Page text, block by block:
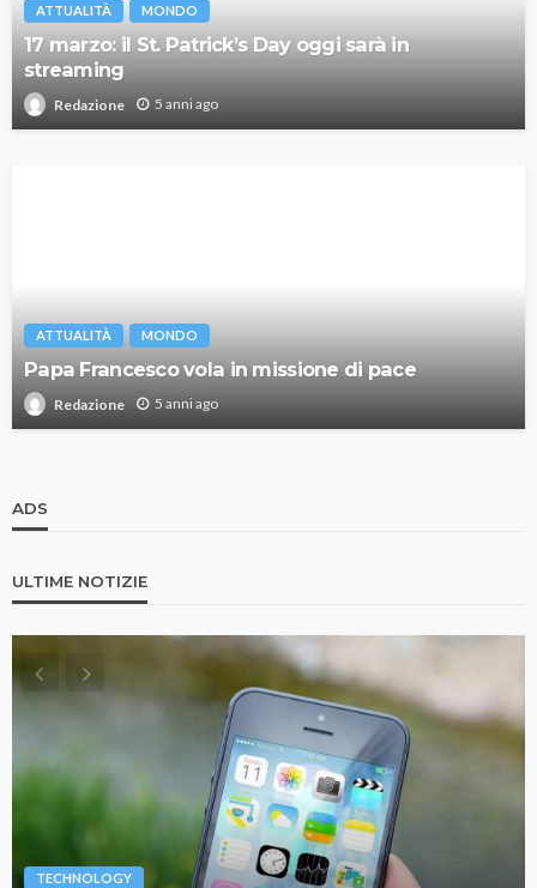
ATTUALITÀ MONDO
17 marzo: il St. Patrick’s Day oggi sarà in
streaming
Redazione 5 anni ago
ATTUALITÀ MONDO
Papa Francesco vola in missione di pace
Redazione 5 anni ago
ADS
ULTIME NOTIZIE
TECHNOLOGY